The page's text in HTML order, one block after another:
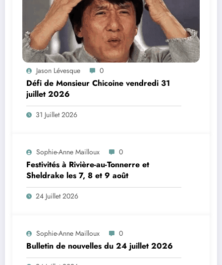
Jason Lévesque 0
Défi de Monsieur Chicoine vendredi 31
juillet 2026
31 Juillet 2026
Sophie-Anne Mailloux 0
Festivités à Rivière-au-Tonnerre et
Sheldrake les 7, 8 et 9 août
24 Juillet 2026
Sophie-Anne Mailloux 0
Bulletin de nouvelles du 24 juillet 2026